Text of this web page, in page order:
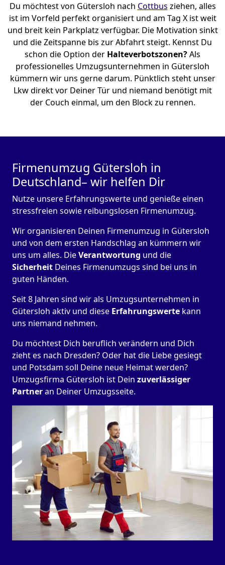
Du möchtest von Gütersloh nach Cottbus ziehen, alles
ist im Vorfeld perfekt organisiert und am Tag X ist weit
und breit kein Parkplatz verfügbar. Die Motivation sinkt
und die Zeitspanne bis zur Abfahrt steigt. Kennst Du
schon die Option der Halteverbotszonen?Als
professionelles Umzugsunternehmen in Gütersloh
kümmern wir uns gerne darum. Pünktlich steht unser
Lkw direkt vor Deiner Tür und niemand benötigt mit
der Couch einmal, um den Block zu rennen.
Firmenumzug Gütersloh in
Deutschland– wir helfen Dir
Nutze unsere Erfahrungswerte und genieße einen
stressfreien sowie reibungslosen Firmenumzug.
Wir organisieren Deinen Firmenumzug in Gütersloh
und von dem ersten Handschlag an kümmern wir
uns um alles. DieVerantwortung und die
Sicherheit Deines Firmenumzugs sind bei uns in
guten Händen.
Seit 8 Jahren sind wir als Umzugsunternehmen in
Gütersloh aktiv und diese Erfahrungswerte kann
uns niemand nehmen.
Du möchtest Dich beruflich verändern und Dich
zieht es nach Dresden? Oder hat die Liebe gesiegt
und Potsdam soll Deine neue Heimat werden?
Umzugsfirma Gütersloh ist Dein zuverlässiger
Partneran Deiner Umzugsseite.